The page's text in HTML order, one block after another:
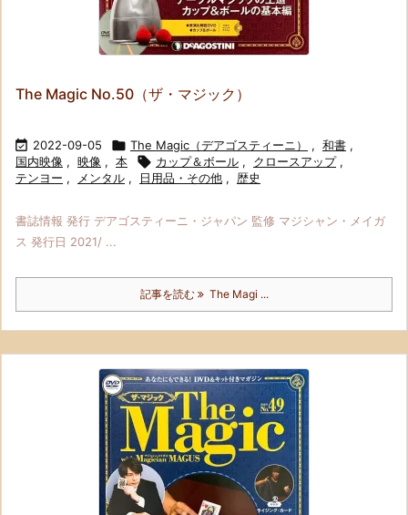
The Magic No.50（ザ・マジック）
 2022-09-05  The Magic（デアゴスティーニ） , 和書 ,
国内映像 , 映像 , 本  カップ＆ボール , クロースアップ ,
テンヨー , メンタル , 日用品・その他 , 歴史
書誌情報 発行 デアゴスティーニ・ジャパン 監修 マジシャン・メイガ
ス 発行日 2021/ ...
記事を読む The Magi ...